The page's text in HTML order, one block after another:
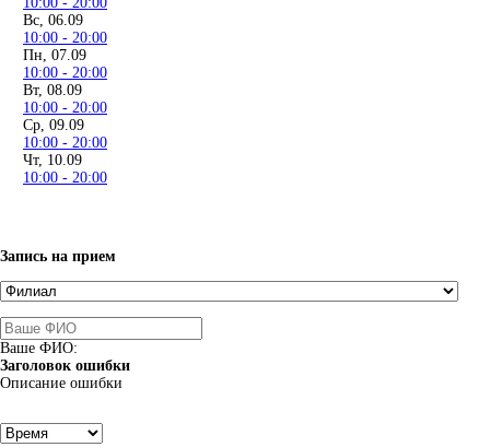
Вс, 06.09
10:00 - 20:00
Пн, 07.09
10:00 - 20:00
Вт, 08.09
10:00 - 20:00
Ср, 09.09
10:00 - 20:00
Чт, 10.09
10:00 - 20:00
Запись на прием
Ваше ФИО:
Заголовок ошибки
Описание ошибки